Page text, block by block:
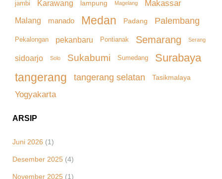
jambi Karawang lampung Magelang Makassar
Malang manado Medan Padang Palembang
Pekalongan pekanbaru Pontianak Semarang Serang
sidoarjo Solo Sukabumi Sumedang Surabaya
tangerang tangerang selatan Tasikmalaya
Yogyakarta
ARSIP
Juni 2026 (1)
Desember 2025 (4)
November 2025 (1)